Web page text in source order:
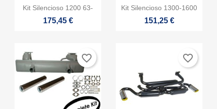
Vista rápida
Kit Silencioso 1200 63-
175,45 €
Vista rápida
Kit Silencioso 1300-1600
151,25 €
favorite_border favorite_border